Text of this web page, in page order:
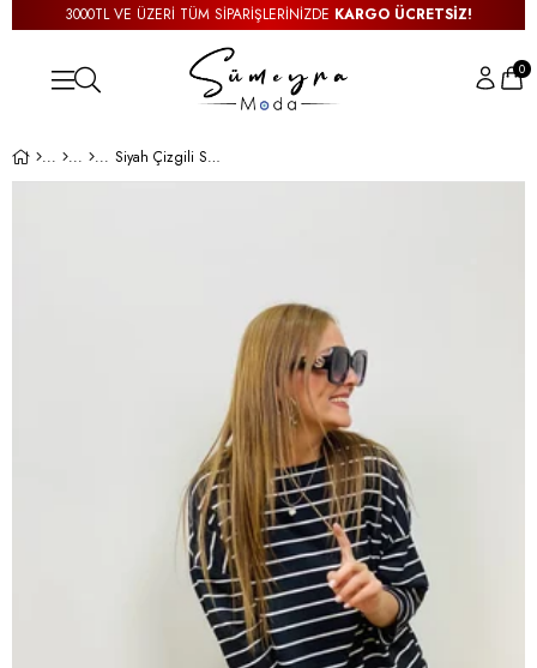
3000TL VE ÜZERİ TÜM SİPARİŞLERİNİZDE KARGO ÜCRETSİZ!
0
Siyah Çizgili Sweatshirt